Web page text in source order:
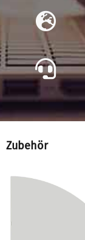
Zubehör